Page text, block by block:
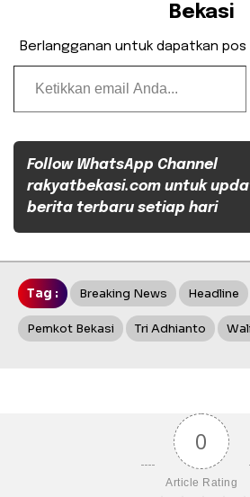
Bekasi
Berlangganan untuk dapatkan
Ketikkan email Anda...
Follow WhatsApp Channel
rakyatbekasi.com untuk
berita terbaru setiap hari
Tag : Breaking News Headline
Pemkot Bekasi Tri Adhianto
0
Article Rating